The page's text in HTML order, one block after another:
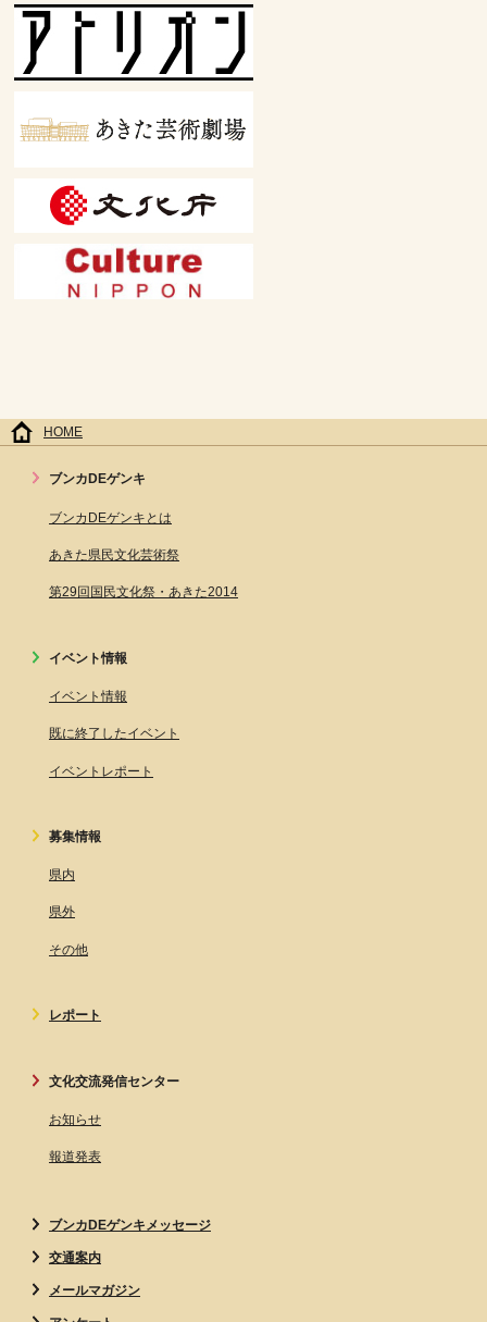
HOME
ブンカDEゲンキ
ブンカDEゲンキとは
あきた県民文化芸術祭
第29回国民文化祭・あきた2014
イベント情報
イベント情報
既に終了したイベント
イベントレポート
募集情報
県内
県外
その他
レポート
文化交流発信センター
お知らせ
報道発表
ブンカDEゲンキメッセージ
交通案内
メールマガジン